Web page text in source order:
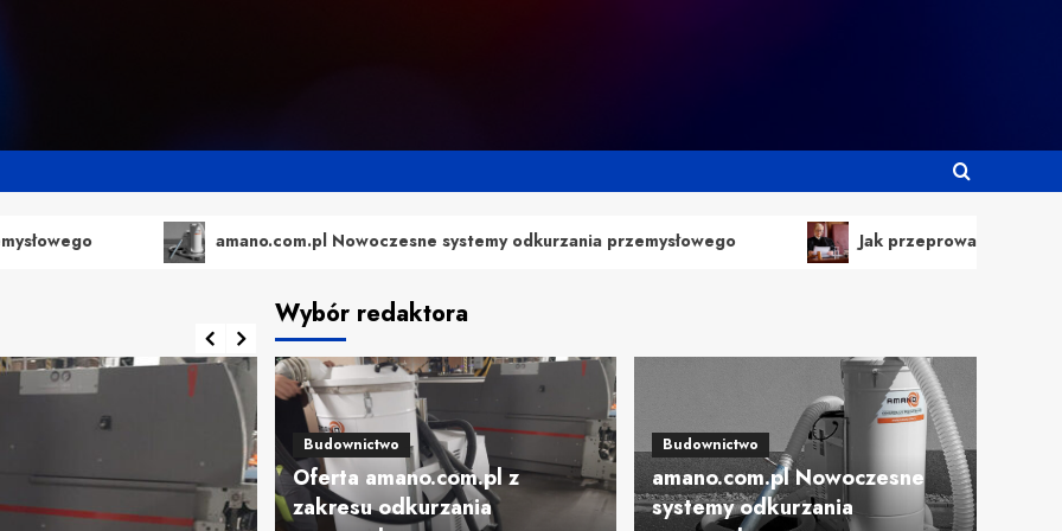
amano.com.pl Nowoczesne systemy odkurzania przemysłowego Jak przeprowadzić skuteczny podział
Wybór redaktora
Budownictwo
Oferta amano.com.pl z
zakresu odkurzania
Budownictwo
amano.com.pl Nowoczesne
systemy odkurzania